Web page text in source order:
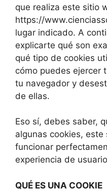
que realiza este sitio
https://
lugar indicado. A
explicarte qué son
qué tipo de cookies
cómo puedes ejercer
tu navegador y
de ellas.
Eso sí, debes saber,
algunas cookies,
funcionar
experiencia de
QUÉ ES UNA COOKIE